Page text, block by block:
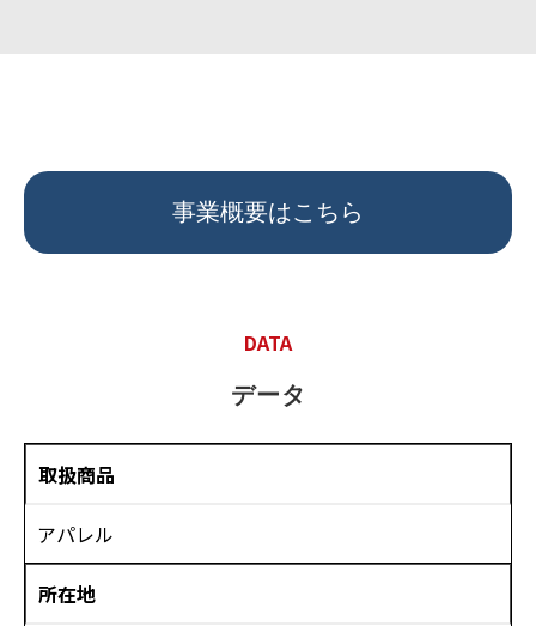
事業概要はこちら
DATA
データ
取扱商品
アパレル
所在地